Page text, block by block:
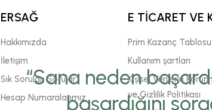
“Sana neden
başardığını
ERSAĞ
Hakkımızda
İletişim
Sık Sorulan Sorular
Hesap Numaralarımız
E TİCARET VE
Prim Kazanç Tablosu
Kullanım şartları
Kişisel Verilerin
ve Gizlilik Politikası